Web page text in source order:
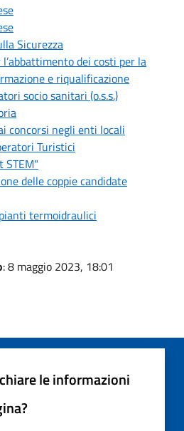
Sicurezza
dei costi per la
e riqualificazione
socio sanitari (o.s.s.)
concorsi negli enti locali
Turistici
STEM"
delle coppie candidate
termoidraulici
: 8 maggio 2023, 18:01
le informazioni